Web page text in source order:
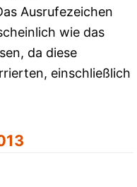
Ausrufezeichen
wie das
da diese
einschließlich